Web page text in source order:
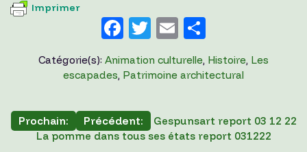
Imprimer
F
a
c
b
o
T
w
itt
E
m
ai
ar
ta
er
Catégorie(s): Animation culturelle, Histoire, Les
escapades, Patrimoine architectural
NavigationPrécédent: Gespunsart report 03 12 22
Prochain:
La pomme dans tous ses états report 031222